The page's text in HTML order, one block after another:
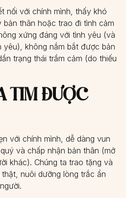
nối với chính mình, thấy khó
bản thân hoặc trao đi tình cảm
xứng đáng với tình yêu (và
không nắm bắt được bản
trạng thái trầm cảm (do thiếu
TIM ĐƯỢC
với chính mình, dễ dàng vun
và chấp nhận bản thân (mở
khác). Chúng ta trao tặng và
nuôi dưỡng lòng trắc ẩn